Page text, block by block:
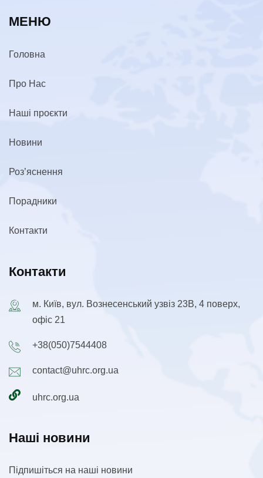
МЕНЮ
Головна
Про Нас
Наші проєкти
Новини
Роз’яснення
Порадники
Контакти
Контакти
м. Київ, вул. Вознесенський узвіз 23В, 4 поверх,
офіс 21
+38(050)7544408
contact@uhrc.org.ua
uhrc.org.ua
Наші новини
Підпишіться на наші новини